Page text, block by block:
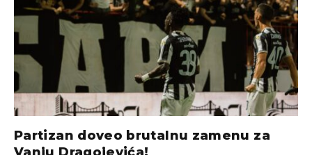
Partizan doveo brutalnu zamenu za